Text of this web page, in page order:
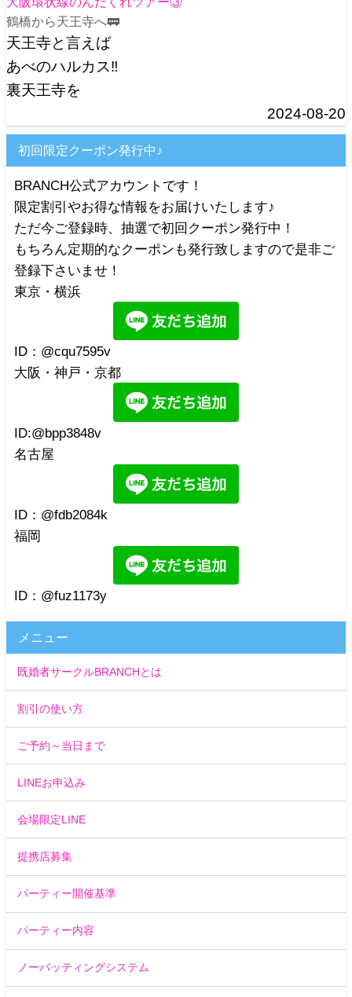
鶴橋から天王寺へ🚃
天王寺と言えば
あべのハルカス‼️
裏天王寺を
2024-08-20
初回限定クーポン発行中♪
BRANCH公式アカウントです！
限定割引やお得な情報をお届けいたします♪
ただ今ご登録時、抽選で初回クーポン発行中！
もちろん定期的なクーポンも発行致しますので是非ご
登録下さいませ！
東京・横浜
ID：@cqu7595v
大阪・神戸・京都
ID:@bpp3848v
名古屋
ID：@fdb2084k
福岡
ID：@fuz1173y
メニュー
既婚者サークルBRANCHとは
割引の使い方
ご予約～当日まで
LINEお申込み
会場限定LINE
提携店募集
パーティー開催基準
パーティー内容
ノーバッティングシステム